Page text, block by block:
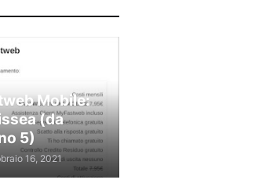
Mobile:
(da
5)
16, 2021